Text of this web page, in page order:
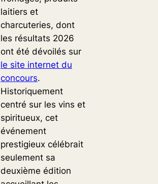
laitiers et
charcuteries, dont
les résultats 2026
ont été dévoilés sur
le site internet du
concours.
Historiquement
centré sur les vins et
spiritueux, cet
événement
prestigieux célébrait
seulement sa
deuxième édition